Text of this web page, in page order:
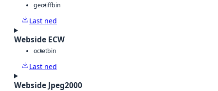
geotiffbin
Last ned
Webside ECW
octetbin
Last ned
Webside Jpeg2000